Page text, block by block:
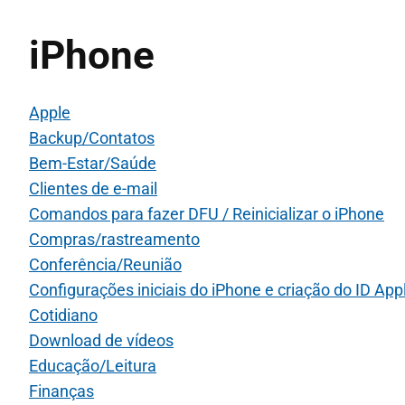
iPhone
Apple
Backup/Contatos
Bem-Estar/Saúde
Clientes de e-mail
Comandos para fazer DFU / Reinicializar o iPhone
Compras/rastreamento
Conferência/Reunião
Configurações iniciais do iPhone e criação do ID
Cotidiano
Download de vídeos
Educação/Leitura
Finanças